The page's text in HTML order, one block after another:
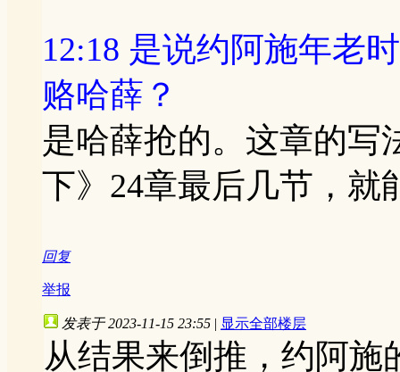
12:18 是说约阿施年老
赂哈薛？
是哈薛抢的。这章的写
下》24章最后几节，就
回复
举报
发表于 2023-11-15 23:55 | 显示全部楼层
从结果来倒推，约阿